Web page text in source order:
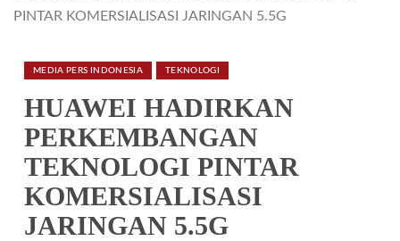
PINTAR KOMERSIALISASI JARINGAN 5.5G
MEDIA PERS INDONESIA TEKNOLOGI
HUAWEI HADIRKAN
PERKEMBANGAN
TEKNOLOGI PINTAR
KOMERSIALISASI
JARINGAN 5.5G